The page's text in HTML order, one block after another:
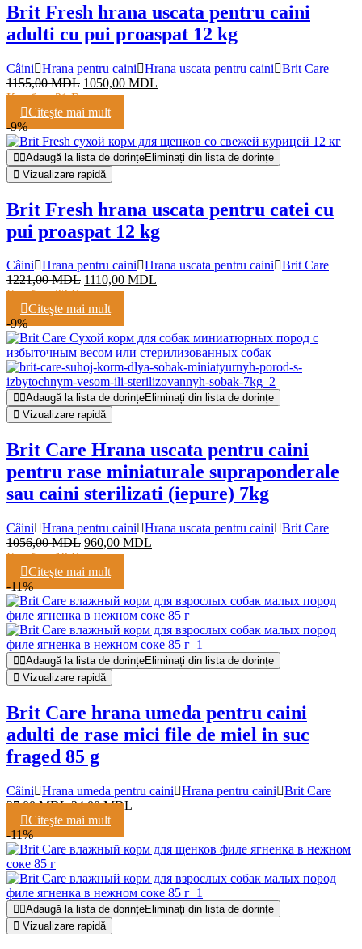
Brit Fresh hrana uscata pentru caini
adulti cu pui proaspat 12 kg
Câini Hrana pentru caini Hrana uscata pentru caini
Brit Care
1155,00MDL 1050,00 MDL
Кешбэк:21 Балл
Citeşte mai mult
-9%
Adaugă la lista de dorințeEliminați din lista de dorințe
Vizualizare rapidă
Brit Fresh hrana uscata pentru catei cu
pui proaspat 12 kg
Câini Hrana pentru caini Hrana uscata pentru caini Brit Care
1221,00MDL 1110,00 MDL
Кешбэк:22 Балла
Citeşte mai mult
-9%
Adaugă la lista de dorințeEliminați din lista de dorințe
Vizualizare rapidă
Brit Care Hrana uscata pentru caini
pentru rase miniaturale supraponderale
sau caini sterilizati (iepure) 7kg
Câini Hrana pentru caini Hrana uscata pentru caini
Brit Care
1056,00MDL 960,00 MDL
Кешбэк:19 Баллов
Citeşte mai mult
-11%
Adaugă la lista de dorințeEliminați din lista de dorințe
Vizualizare rapidă
Brit Care hrana umeda pentru caini
adulti de rase mici file de miel in suc
fraged 85 g
Câini Hrana umeda pentru caini Hrana pentru caini
Brit Care
27,00MDL 24,00MDL
Citeşte mai mult
-11%
Adaugă la lista de dorințeEliminați din lista de dorințe
Vizualizare rapidă